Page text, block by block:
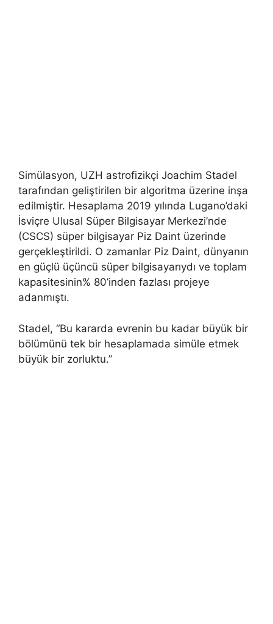
Simülasyon, UZH astrofizikçi Joachim Stadel
tarafından geliştirilen bir algoritma üzerine inşa
edilmiştir. Hesaplama 2019 yılında Lugano’daki
İsviçre Ulusal Süper Bilgisayar Merkezi’nde
(CSCS) süper bilgisayar Piz Daint üzerinde
gerçekleştirildi. O zamanlar Piz Daint, dünyanın
en güçlü üçüncü süper bilgisayarıydı ve toplam
kapasitesinin% 80’inden fazlası projeye
adanmıştı.
Stadel, “Bu kararda evrenin bu kadar büyük bir
bölümünü tek bir hesaplamada simüle etmek
büyük bir zorluktu.”